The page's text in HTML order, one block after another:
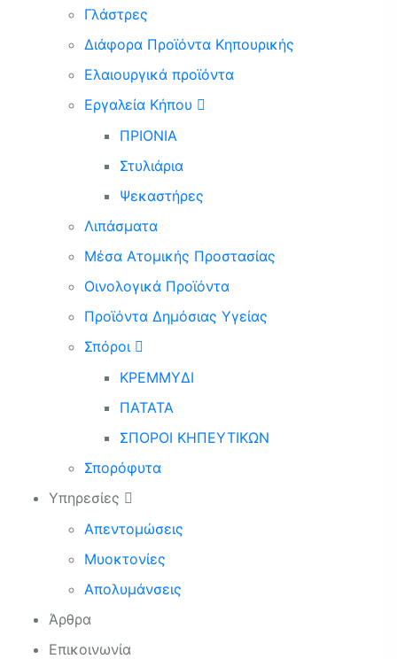
Γλάστρες
Διάφορα Προϊόντα Κηπουρικής
Ελαιουργικά προϊόντα
Εργαλεία Κήπου
ΠΡΙΟΝΙΑ
Στυλιάρια
Ψεκαστήρες
Λιπάσματα
Μέσα Ατομικής Προστασίας
Οινολογικά Προϊόντα
Προϊόντα Δημόσιας Υγείας
Σπόροι
ΚΡΕΜΜΥΔΙ
ΠΑΤΑΤΑ
ΣΠΟΡΟΙ ΚΗΠΕΥΤΙΚΩΝ
Σπορόφυτα
Υπηρεσίες
Απεντομώσεις
Μυοκτονίες
Απολυμάνσεις
Άρθρα
Επικοινωνία